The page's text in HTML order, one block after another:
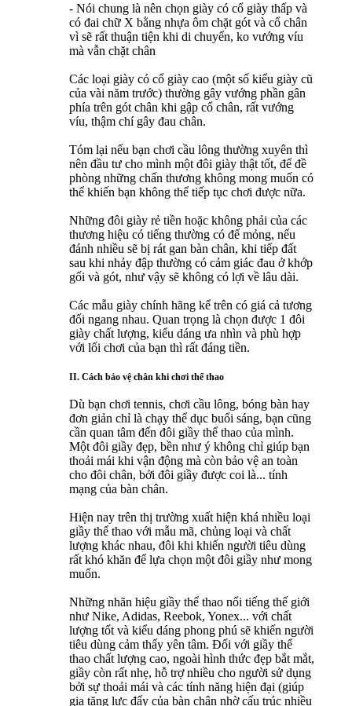
- Nói chung là nên chọn giày có cổ giày thấp và
có đai chữ X bằng nhựa ôm chặt gót và cổ chân
vì sẽ rất thuận tiện khi di chuyển, ko vướng víu
mà vẫn chặt chân
Các loại giày có cổ giày cao (một số kiểu giày cũ
của vài năm trước) thường gây vướng phần gân
phía trên gót chân khi gập cổ chân, rất vướng
víu, thậm chí gây đau chân.
Tóm lại nếu bạn chơi cầu lông thường xuyên thì
nên đầu tư cho mình một đôi giày thật tốt, để đề
phòng những chấn thương không mong muốn có
thể khiến bạn không thể tiếp tục chơi được nữa.
Những đôi giày rẻ tiền hoặc không phải của các
thương hiệu có tiếng thường có đế mỏng, nếu
đánh nhiều sẽ bị rát gan bàn chân, khi tiếp đất
sau khi nhảy đập thường có cảm giác đau ở khớp
gối và gót, như vậy sẽ không có lợi về lâu dài.
Các mẫu giày chính hãng kể trên có giá cả tương
đối ngang nhau. Quan trọng là chọn được 1 đôi
giày chất lượng, kiểu dáng ưa nhìn và phù hợp
với lối chơi của bạn thì rất đáng tiền.
II. Cách bảo vệ chân khi chơi thể thao
Dù bạn chơi tennis, chơi cầu lông, bóng bàn hay
đơn giản chỉ là chạy thể dục buổi sáng, bạn cũng
cần quan tâm đến đôi giầy thể thao của mình.
Một đôi giầy đẹp, bền như ý không chỉ giúp bạn
thoải mái khi vận động mà còn bảo vệ an toàn
cho đôi chân, bởi đôi giầy được coi là... tính
mạng của bàn chân.
Hiện nay trên thị trường xuất hiện khá nhiều loại
giầy thể thao với mẫu mã, chủng loại và chất
lượng khác nhau, đôi khi khiến người tiêu dùng
rất khó khăn để lựa chọn một đôi giầy như mong
muốn.
Những nhãn hiệu giầy thể thao nổi tiếng thế giới
như Nike, Adidas, Reebok, Yonex... với chất
lượng tốt và kiểu dáng phong phú sẽ khiến người
tiêu dùng cảm thấy yên tâm. Đối với giầy thể
thao chất lượng cao, ngoài hình thức đẹp bắt mắt,
giầy còn rất nhẹ, hỗ trợ nhiều cho người sử dụng
bởi sự thoải mái và các tính năng hiện đại (giúp
gia tăng lực đẩy của bàn chân nhờ cấu trúc nhiều